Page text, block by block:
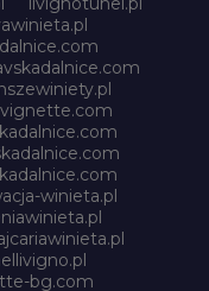
winieta.pl
bg.com